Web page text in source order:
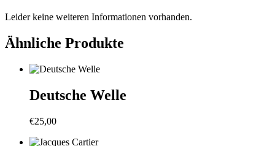
Leider keine weiteren Informationen vorhanden.
Ähnliche Produkte
Deutsche Welle
€25,00